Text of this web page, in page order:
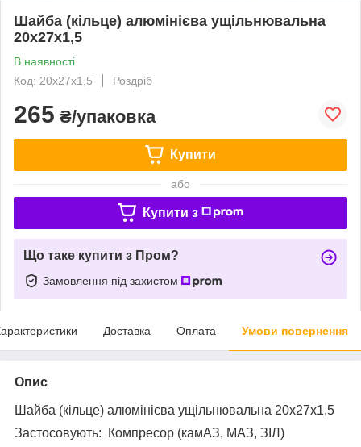
Шайба (кільце) алюмінієва ущільнювальна
20х27х1,5
В наявності
Код: 20х27х1,5
Роздріб
265 ₴/упаковка
Купити
або
Купити з
Що таке купити з Пром?
Замовлення під захистом
Доставка Оплата Умови повернення
Опис
Шайба (кільце) алюмінієва ущільнювальна 20х27х1,5
Застосовують: Компресор (камАЗ, МАЗ, ЗІЛ)